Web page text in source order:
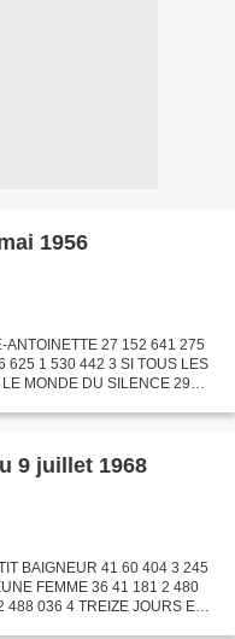
1956
ANTOINETTE 27 152 641 275
625 1 530 442 3 SI TOUS LES
MONDE DU SILENCE 29
9 juillet 1968
BAIGNEUR 41 60 404 3 245
FEMME 36 41 181 2 480
488 036 4 TREIZE JOURS EN